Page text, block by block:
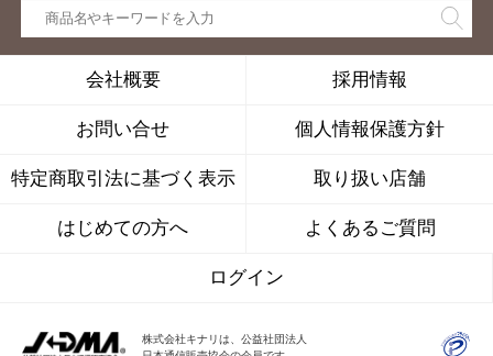
会社概要 採用情報
お問い合せ 個人情報保護方針
特定商取引法に基づく表示 取り扱い店舗
はじめての方へ よくあるご質問
ログイン
株式会社キナリは、公益社団法人